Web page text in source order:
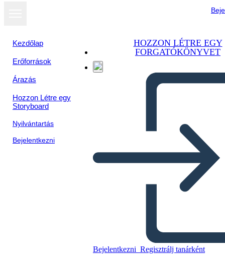
Kezdőlap
Erőforrások
Árazás
Hozzon Létre egy
Storyboard
Nyilvántartás
Bejelentkezni
HOZZON LÉTRE EGY
FORGATÓKÖNYVET
Bejelentkezni Regisztrálj tanárként